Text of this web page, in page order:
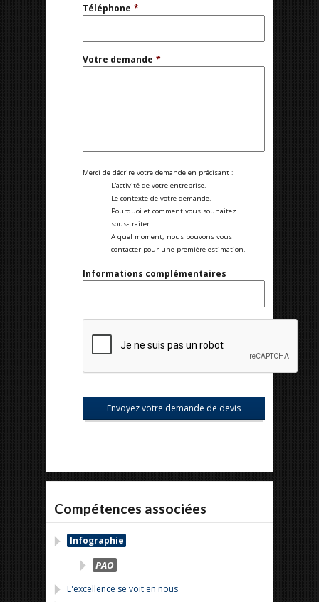
Téléphone *
Votre demande *
Merci de décrire votre demande en précisant :
L'activité de votre entreprise.
Le contexte de votre demande.
Pourquoi et comment vous souhaitez
sous-traiter.
A quel moment, nous pouvons vous
contacter pour une première estimation.
Informations complémentaires
Compétences associées
Infographie
PAO
L'excellence se voit en nous